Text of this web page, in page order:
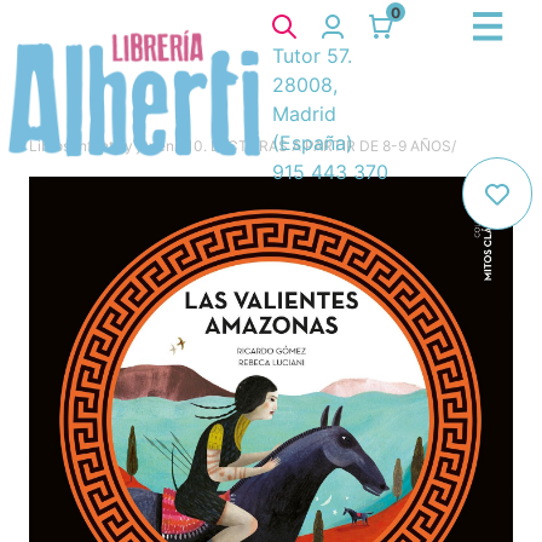
0
Tutor 57.
28008,
Madrid
(España)
915 443 370
Libros Infantil y juvenil 10. LECTURAS A PARTIR DE 8-9 AÑOS/